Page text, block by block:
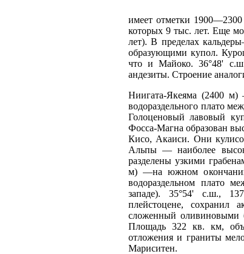
имеет отметки
которых 9 тыс. лет. Еще
лет). В пределах
образующими купол.
что и Майоко. 36°48'
андезиты. Строение
Ниигата-Якеяма (2400 м)
водораздельного плато
Голоценовый лавовый
Фосса-Магна образован
Кисо, Акаиси. Они
Альпы — наиболее
разделены узкими
м) —на южном
водораздельном плато
западе). 35°54' с.ш.,
плейстоцене, сохранил
сложенный оливиновыми
Площадь 322 кв. км,
отложения и граниты
Мариситен.